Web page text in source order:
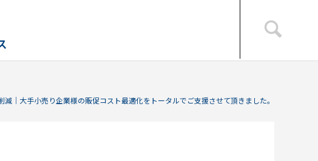
減｜大手小売り企業様の販促コスト最適化をトータルでご支援させて頂きました。